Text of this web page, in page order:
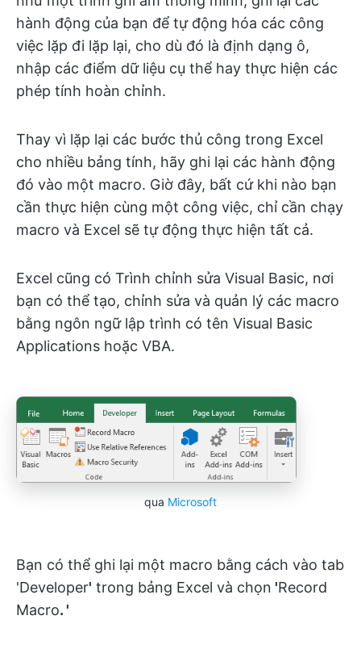
hành động của bạn để tự động hóa các công
việc lặp đi lặp lại, cho dù đó là định dạng ô,
nhập các điểm dữ liệu cụ thể hay thực hiện các
phép tính hoàn chỉnh.
Thay vì lặp lại các bước thủ công trong Excel
cho nhiều bảng tính, hãy ghi lại các hành động
đó vào một macro. Giờ đây, bất cứ khi nào bạn
cần thực hiện cùng một công việc, chỉ cần chạy
macro và Excel sẽ tự động thực hiện tất cả.
Excel cũng có Trình chỉnh sửa Visual Basic, nơi
bạn có thể tạo, chỉnh sửa và quản lý các macro
bằng ngôn ngữ lập trình có tên Visual Basic
Applications hoặc VBA.
qua Microsoft
Bạn có thể ghi lại một macro bằng cách vào tab
'Developer' trong bảng Excel và chọn 'Record
Macro. '